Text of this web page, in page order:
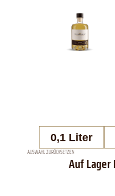
0,1 Liter
AUSWAHL ZURÜCKSETZEN